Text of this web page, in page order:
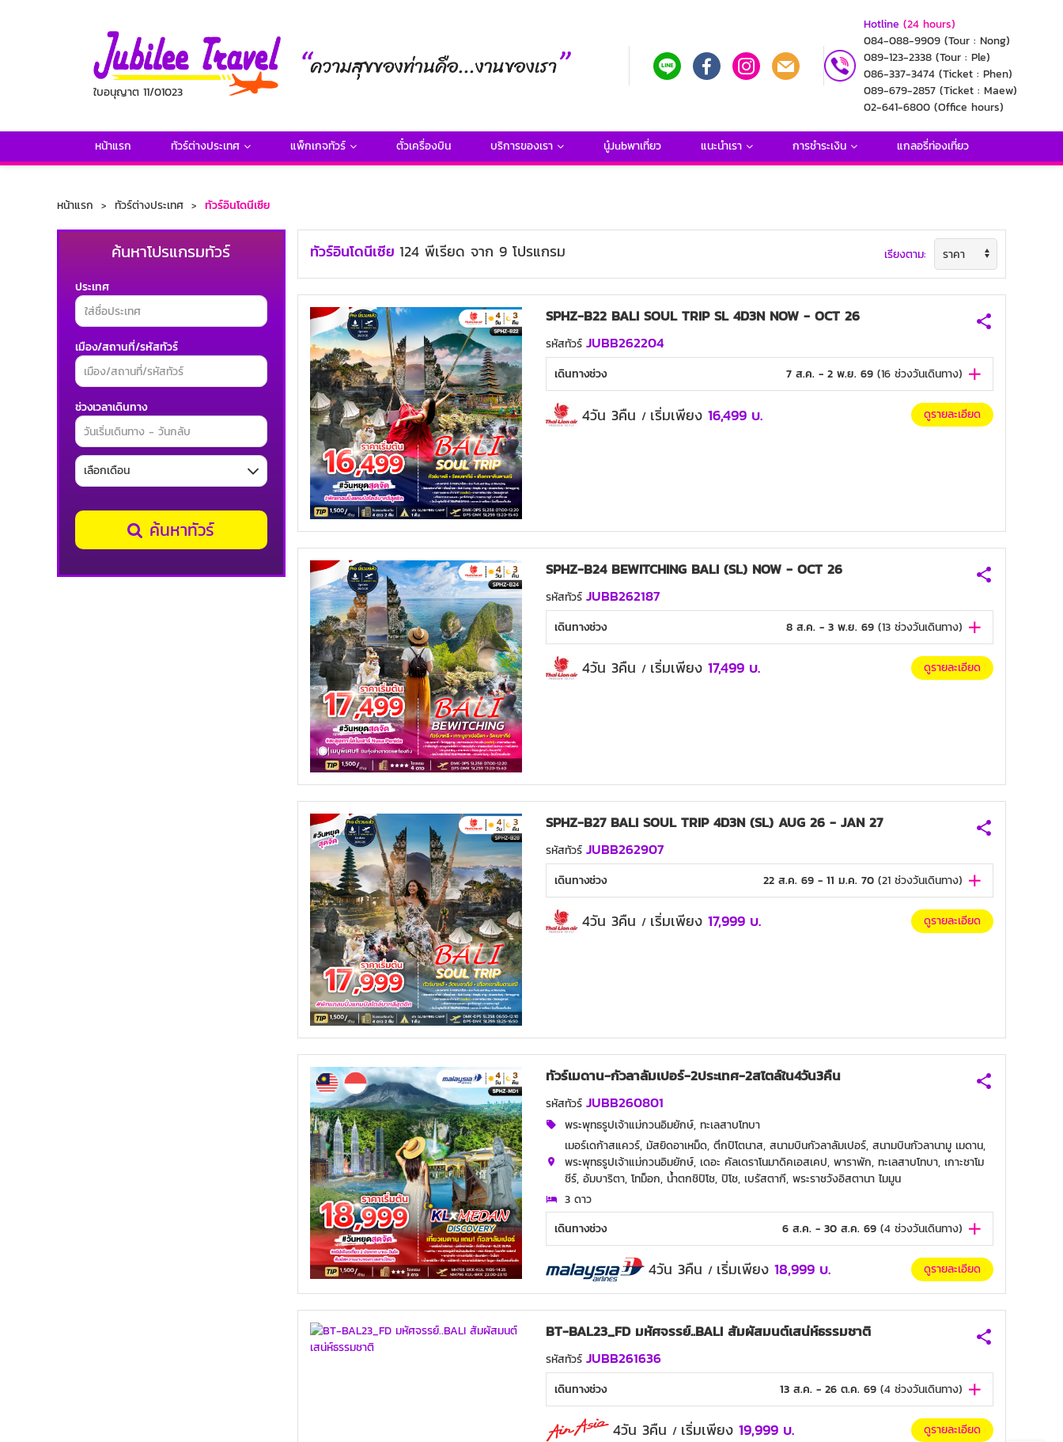
ใบอนุญาต 11/01023
Hotline (24 hours)
084-088-9909 (Tour : Nong)
089-123-2338 (Tour : Ple)
086-337-3474 (Ticket : Phen)
089-679-2857 (Ticket : Maew)
02-641-6800 (Office hours)
หน้าแรก ทัวร์ต่างประเทศ แพ็กเกจทัวร์ ตั๋วเครื่องบิน บริการของเรา นู๋Jubพาเที่ยว แนะนำเรา การชำระเงิน แกลอรี่ท่องเที่ยว
หน้าแรก ทัวร์ต่างประเทศ ทัวร์อินโดนีเซีย
ค้นหาโปรแกรมทัวร์
ประเทศ
ช่วงเวลาเดินทาง
เมือง/สถานที่/รหัสทัวร์
ค้นหาทัวร์
ทัวร์อินโดนีเซีย 124พีเรียด จาก 9โปรแกรม เรียงตาม:
SPHZ-B22 BALI SOUL TRIP SL 4D3N NOW - OCT 26
รหัสทัวร์ JUBB262204
เดินทางช่วง 7 ส.ค. - 2 พ.ย. 69 (16ช่วงวันเดินทาง)
4วัน 3คืน / เริ่มเพียง 16,499 บ. ดูรายละเอียด
SPHZ-B24 BEWITCHING BALI (SL) NOW - OCT 26
รหัสทัวร์ JUBB262187
เดินทางช่วง 8 ส.ค. - 3 พ.ย. 69 (13ช่วงวันเดินทาง)
4วัน 3คืน / เริ่มเพียง 17,499 บ. ดูรายละเอียด
SPHZ-B27 BALI SOUL TRIP 4D3N (SL) AUG 26 - JAN 27
รหัสทัวร์ JUBB262907
เดินทางช่วง 22 ส.ค. 69 - 11 ม.ค. 70 (21ช่วงวันเดินทาง)
4วัน 3คืน / เริ่มเพียง 17,999 บ. ดูรายละเอียด
ทัวร์เมดาน-กัวลาลัมเปอร์-2ประเทศ-2สไตล์ใน4วัน3คืน
รหัสทัวร์ JUBB260801
พระพุทธรูปเจ้าแม่กวนอิมยักษ์, ทะเลสาบโทบา
เมอร์เดก้าสแควร์, มัสยิดอาเหม็ด, ตึกปิโตนาส, สนามบินกัวลาลัมเปอร์, สนามบินกัวลานามู เมดาน,
พระพุทธรูปเจ้าแม่กวนอิมยักษ์, เดอะ คัลเดราโนมาดิคเอสเคป, พาราพัก, ทะเลสาบโทบา, เกาะชาโม
ชีร์, อัมบาริตา, โทม็อก, น้ำตกชิปิโช, ปิโช, เบรัสตากี, พระราชวังอิสตานา ไมมูน
3 ดาว
เดินทางช่วง
6 ส.ค. - 30 ส.ค. 69 (4ช่วงวันเดินทาง)
4วัน 3คืน / เริ่มเพียง 18,999 บ. ดูรายละเอียด
BT-BAL23_FD มหัศจรรย์..BALI สัมผัสมนต์เสน่ห์ธรรมชาติ
รหัสทัวร์ JUBB261636
เดินทางช่วง 13 ส.ค. - 26 ต.ค. 69 (4ช่วงวันเดินทาง)
4วัน 3คืน / เริ่มเพียง 19,999 บ. ดูรายละเอียด